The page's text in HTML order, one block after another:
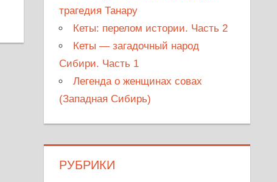
трагедия Танару
Кеты: перелом истории. Часть 2
Кеты — загадочный народ
Сибири. Часть 1
Легенда о женщинах совах
(Западная Сибирь)
РУБРИКИ